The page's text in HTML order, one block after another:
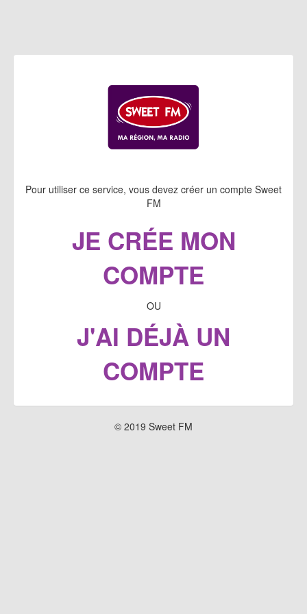
Pour utiliser ce service, vous devez créer un compte Sweet
FM
JE CRÉE MON
COMPTE
OU
J'AI DÉJÀ UN
COMPTE
© 2019 Sweet FM